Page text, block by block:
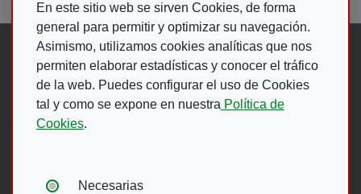
En este sitio web se sirven Cookies, de forma
general para permitir y optimizar su navegación.
Asimismo, utilizamos cookies analíticas que nos
permiten elaborar estadísticas y conocer el tráfico
de la web. Puedes configurar el uso de Cookies
tal y como se expone en nuestra Política de
Cookies.
Tipos de cookies:
Necesarias
Síguenos en:
Abre en ventana nueva. Ir a
Abre en ventana nueva. Ir
(Abre en nueva ventana)
Abre en ventana
(Abre en nueva
Abre en ventana
(Abre en nueva